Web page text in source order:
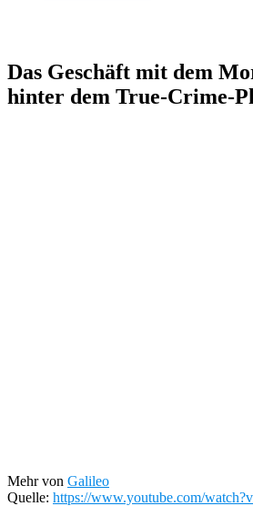
Das Geschäft mit dem
hinter dem True-Crime-
Mehr von Galileo
Quelle: https://www.youtube.com/